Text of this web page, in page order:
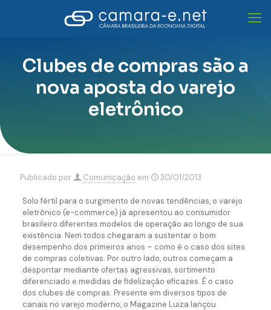
Clubes de compras são a
nova aposta do varejo
eletrônico
Publicado por Comunicação em 30/01/2013
Solo fértil para o surgimento de novas tendências, o varejo
eletrônico (e-commerce) já apresentou ao consumidor
brasileiro diferentes modelos de operação ao longo de sua
existência. Nem todos chegaram a sustentar o bom
desempenho dos primeiros anos – como é o caso dos sites
de compras coletivas. Por outro lado, outros começam a
despontar mediante ofertas agressivas, sortimento
diferenciado e medidas de fidelização eficazes. É o caso
dos clubes de compras. Presente em diversos tipos de
canais no varejo moderno, o Magazine Luiza lançou